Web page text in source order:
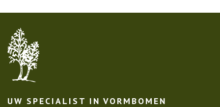
UW SPECIALIST IN VORMBOMEN